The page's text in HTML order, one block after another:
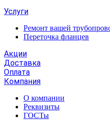
Услуги
Ремонт вашей
Переточка фланцев
Акции
Доставка
Оплата
Компания
О компании
Реквизиты
ГОСТы